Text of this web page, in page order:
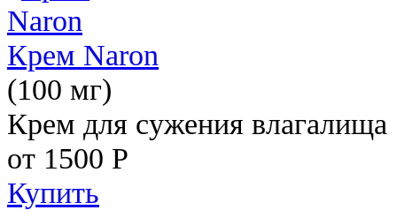
Крем Naron
(100 мг)
Крем для сужения влагалища
от 1500 Р
Купить